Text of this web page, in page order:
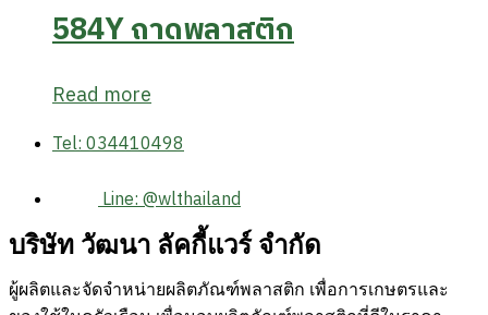
584Y ถาดพลาสติก
Read more
Tel: 034410498
Line: @wlthailand
บริษัท วัฒนา ลัคกี้แวร์ จำกัด
ผู้ผลิตและจัดจำหน่ายผลิตภัณฑ์พลาสติก เพื่อการเกษตรและ